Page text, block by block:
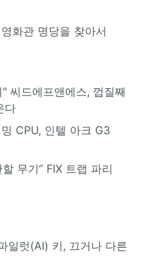
화관 명당을 찾아서
씨드에프앤에스, 껍질째
다
CPU, 인텔 아크 G3
무기” FIX 트랩 파리
일럿(AI) 키, 끄거나 다른